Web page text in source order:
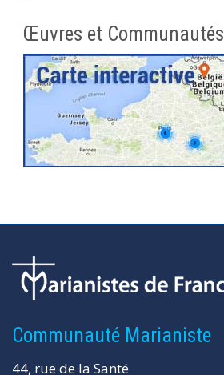
Œuvres et Communautés
Communauté Marianiste
44, rue de la Santé